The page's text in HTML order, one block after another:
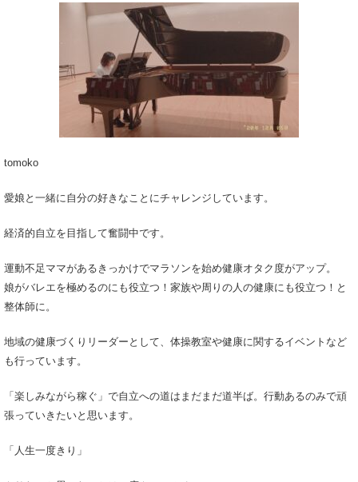
tomoko
愛娘と一緒に自分の好きなことにチャレンジしています。
経済的自立を目指して奮闘中です。
運動不足ママがあるきっかけでマラソンを始め健康オタク度がアップ。
娘がバレエを極めるのにも役立つ！家族や周りの人の健康にも役立つ！と
整体師に。
地域の健康づくりリーダーとして、体操教室や健康に関するイベントなど
も行っています。
「楽しみながら稼ぐ」で自立への道はまだまだ道半ば。行動あるのみで頑
張っていきたいと思います。
「人生一度きり」